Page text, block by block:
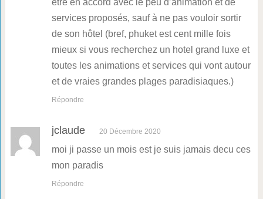
services proposés, sauf à ne pas vouloir sortir
de son hôtel (bref, phuket est cent mille fois
mieux si vous recherchez un hotel grand luxe et
toutes les animations et services qui vont autour
et de vraies grandes plages paradisiaques.)
Répondre
jclaude 20 Décembre 2020
moi ji passe un mois est je suis jamais decu ces
mon paradis
Répondre